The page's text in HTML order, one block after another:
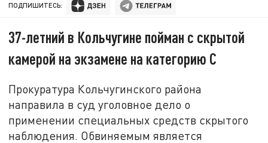
ПОДПИШИТЕСЬ:
37-летний в Кольчугине пойман с скрытой
камерой на экзамене на категорию С
Прокуратура Кольчугинского района
направила в суд уголовное дело о
применении специальных средств скрытого
наблюдения. Обвиняемым является